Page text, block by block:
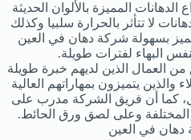
المميزة بالألوان الحديثة
لا تتأثر بالحرارة سلبيا وكذلك
بسهولة شركة دهان في العين
البهاء لفترات طويلة.
العمال الذين لديهم خبرة طويلة
والذين يتميزون بمهاراتهم العالية
كما أن فريق الشركة مدرب على
المختلفة وعلى لصق ورق الحائط.
في العين